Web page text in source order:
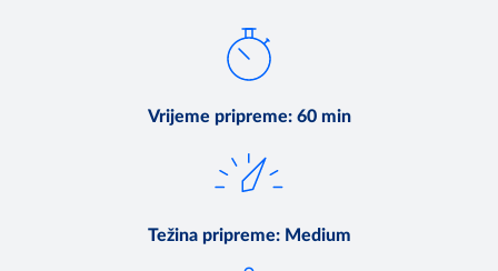
Vrijeme pripreme: 60 min
Težina pripreme: Medium